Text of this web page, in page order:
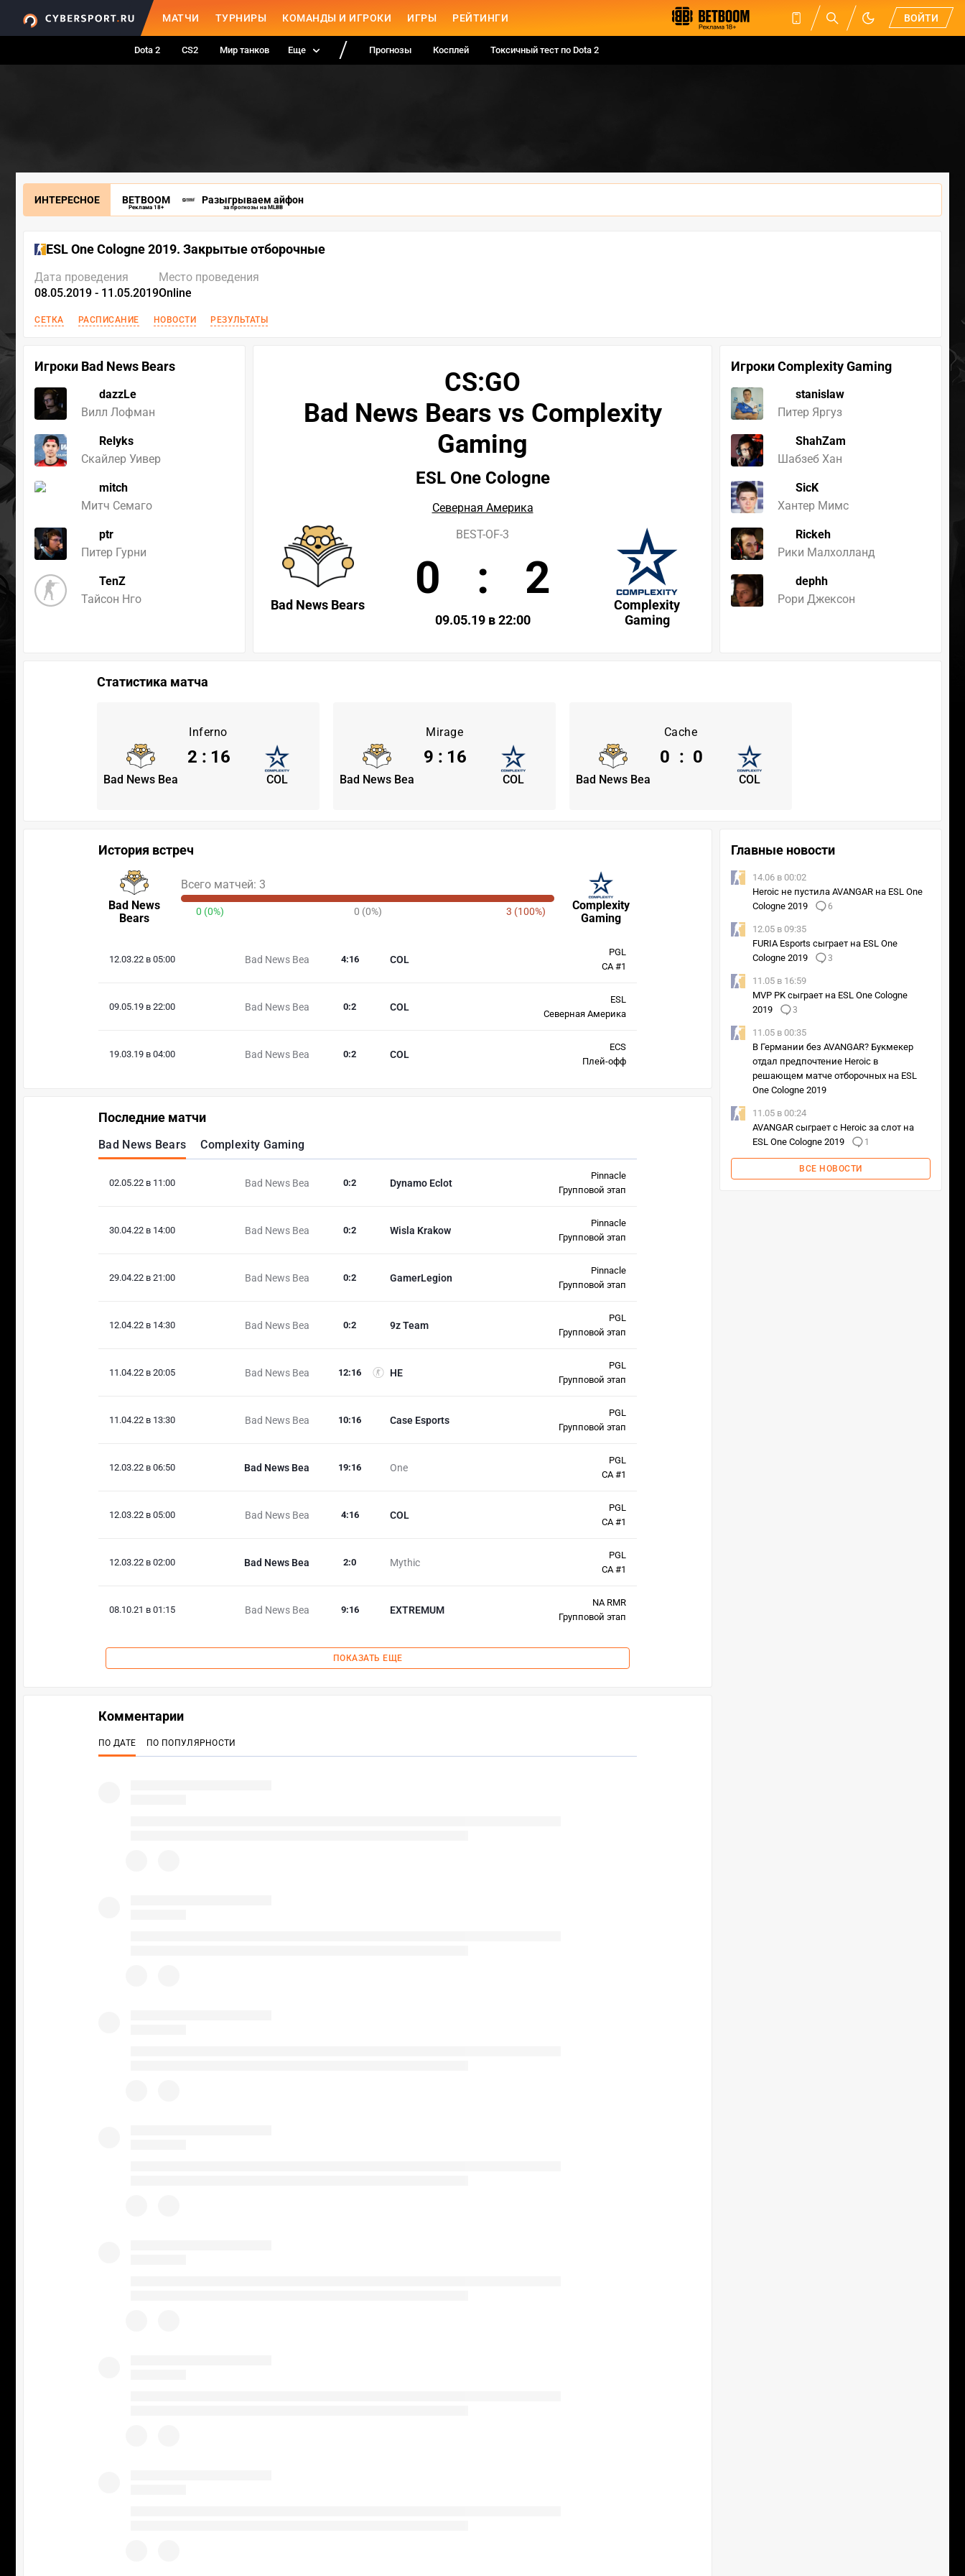
МАТЧИ ТУРНИРЫ КОМАНДЫ И ИГРОКИ ИГРЫ РЕЙТИНГИ ВОЙТИ
Dota 2 CS2 Мир танков Еще Прогнозы Косплей Токсичный тест по Dota 2
ИНТЕРЕСНОЕ BETBOOM
Реклама 18+
Разыгрываем айфон
за прогнозы на MLBB
ESL One Cologne 2019. Закрытые отборочные
Дата проведения
08.05.2019 - 11.05.2019
Место проведения
Online
СЕТКА РАСПИСАНИЕ НОВОСТИ РЕЗУЛЬТАТЫ
Игроки Bad News Bears
dazzLe
Вилл Лофман
Relyks
Скайлер Уивер
mitch
Митч Семаго
ptr
Питер Гурни
TenZ
Тайсон Нго
Игроки Complexity Gaming
stanislaw
Питер Яргуз
ShahZam
Шабзеб Хан
SicK
Хантер Мимс
Rickeh
Рики Малхолланд
dephh
Рори Джексон
CS:GO
Bad News Bears vs Complexity
Gaming
ESL One Cologne
Северная Америка
Bad News Bears
Complexity
Gaming
BEST-OF-3
0 : 2
09.05.19 в 22:00
Статистика матча
Inferno
Bad News Bea COL
2 : 16
Mirage
Bad News Bea COL
9 : 16
Cache
Bad News Bea COL
0 : 0
История встреч
Bad News
Bears
Complexity
Gaming
Всего матчей: 3
0 (0%) 0 (0%) 3 (100%)
12.03.22 в 05:00 Bad News Bea COL
4:16
PGL
СА #1
09.05.19 в 22:00 Bad News Bea COL
0:2
ESL
Северная Америка
19.03.19 в 04:00 Bad News Bea COL
0:2
ECS
Плей-офф
Последние матчи
Bad News Bears Complexity Gaming
02.05.22 в 11:00 Bad News Bea Dynamo Eclot
0:2
Pinnacle
Групповой этап
30.04.22 в 14:00 Bad News Bea Wisla Krakow
0:2
Pinnacle
Групповой этап
29.04.22 в 21:00 Bad News Bea GamerLegion
0:2
Pinnacle
Групповой этап
12.04.22 в 14:30 Bad News Bea 9z Team
0:2
PGL
Групповой этап
11.04.22 в 20:05 Bad News Bea HE
12:16
PGL
Групповой этап
11.04.22 в 13:30 Bad News Bea Case Esports
10:16
PGL
Групповой этап
12.03.22 в 06:50 Bad News Bea One
19:16
PGL
СА #1
12.03.22 в 05:00 Bad News Bea COL
4:16
PGL
СА #1
12.03.22 в 02:00 Bad News Bea Mythic
2:0
PGL
СА #1
08.10.21 в 01:15 Bad News Bea EXTREMUM
9:16
NA RMR
Групповой этап
ПОКАЗАТЬ ЕЩЕ
Главные новости
14.06 в 00:02
Heroic не пустила AVANGAR на ESL One
Cologne 2019
6
12.05 в 09:35
FURIA Esports сыграет на ESL One
Cologne 2019
3
11.05 в 16:59
MVP PK сыграет на ESL One Cologne
2019
3
11.05 в 00:35
В Германии без AVANGAR? Букмекер
отдал предпочтение Heroic в
решающем матче отборочных на ESL
One Cologne 2019
11.05 в 00:24
AVANGAR сыграет с Heroic за слот на
ESL One Cologne 2019
1
ВСЕ НОВОСТИ
Комментарии
ПО ДАТЕ ПО ПОПУЛЯРНОСТИ